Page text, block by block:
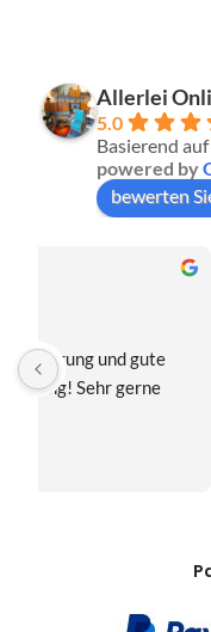
Allerlei
5.0
Basierend
powered by
bewerten
Christa
Toller Shop, Top
Hammer war der
Samstag